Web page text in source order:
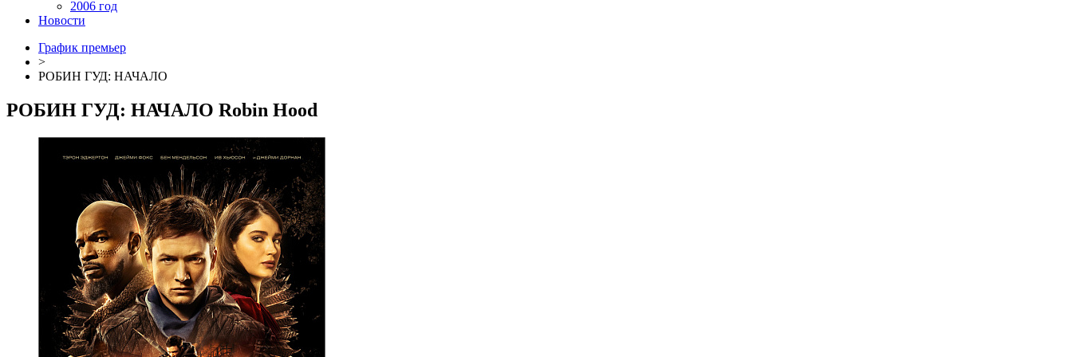
2006 год
Новости
График премьер
>
РОБИН ГУД: НАЧАЛО
РОБИН ГУД: НАЧАЛО Robin Hood